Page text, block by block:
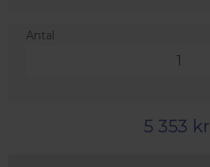
Antal
5 353 kr